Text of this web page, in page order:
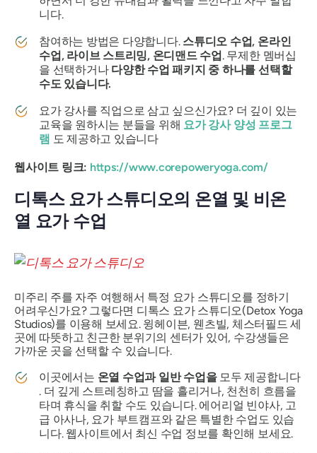
니다.
참여하는 방법은 다양합니다. 스튜디오 수업, 온라인
수업, 라이브 스트리밍, 온디맨드 수업. 무제한 멤버십
을 선택하거나다양한 수업 패키지 중 하나를 선택할
수도 있습니다.
요가 강사를 직업으로 삼고 싶으신가요? 더 깊이 있는
교육을 원하시는 분들을 위해 요가 강사 양성 프로그
램 도 제공하고 있습니다
웹사이트 링크: https://www.corepoweryoga.com/
디톡스 요가 스튜디오의 온열 및 비온
열 요가 수업
미주리 주를 자주 여행해서 특정 요가 스튜디오를 정하기
어려우신가요? 그렇다면 디톡스 요가 스튜디오(Detox Yoga
Studios)를 이용해 보세요. 윙헤이븐, 웬츠빌, 체스터필드 세
곳에 따뜻하고 친근한 분위기의 센터가 있어, 수강생들은
가까운 곳을 선택할 수 있습니다.
이곳에서는 온열 수업과 일반 수업을 모두 제공합니다
. 더 깊게 스트레칭하고 땀을 흘리거나, 천천히 흐름을
타며 휴식을 취할 수도 있습니다. 에어리얼 빈야사, 고
급 아사나, 요가 부트캠프와 같은 특별한 수업도 있습
니다. 웹사이트에서 최신 수업 정보를 확인해 보세요.